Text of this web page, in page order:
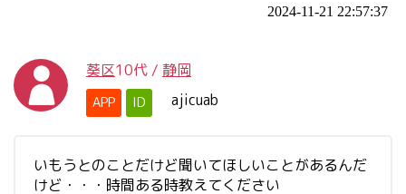
2024-11-21 22:57:37
葵区10代 / 静岡
APP ID ajicuab
いもうとのことだけど聞いてほしいことがあるんだ
けど・・・時間ある時教えてください